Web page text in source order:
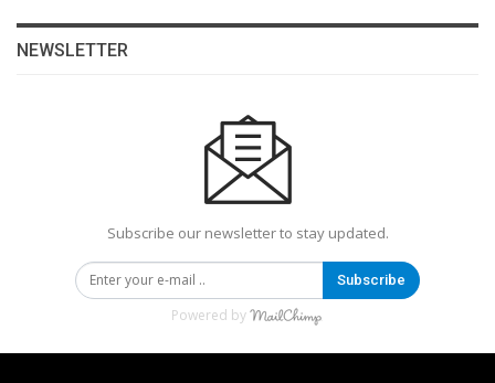
NEWSLETTER
Subscribe our newsletter to stay updated.
Subscribe
Powered by